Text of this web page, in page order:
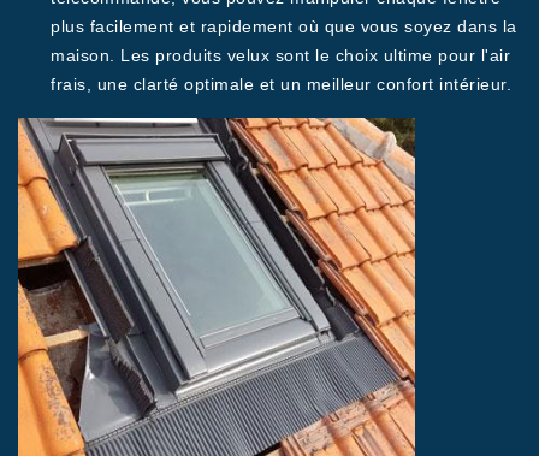
plus facilement et rapidement où que vous soyez dans la
maison. Les produits velux sont le choix ultime pour l'air
frais, une clarté optimale et un meilleur confort intérieur.